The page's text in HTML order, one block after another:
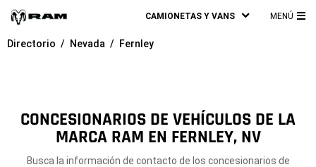
CAMIONETAS Y VANS MENÚ
Directorio Nevada Fernley
CONCESIONARIOS DE VEHÍCULOS DE LA
MARCA RAM EN FERNLEY, NV
Busca la información de contacto de los concesionarios de